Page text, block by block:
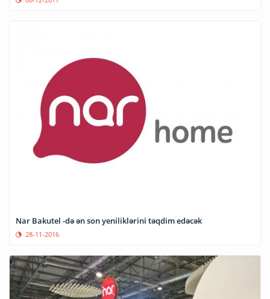
Nar Bakutel -də ən son yeniliklərini təqdim edəcək
28-11-2016